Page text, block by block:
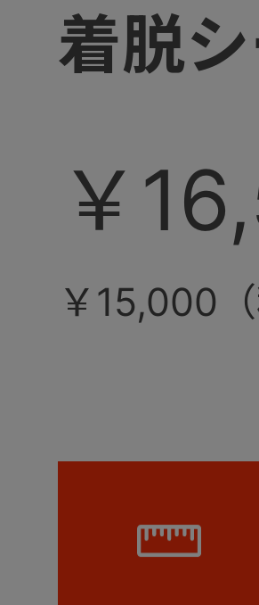
着脱
￥
￥15,000（